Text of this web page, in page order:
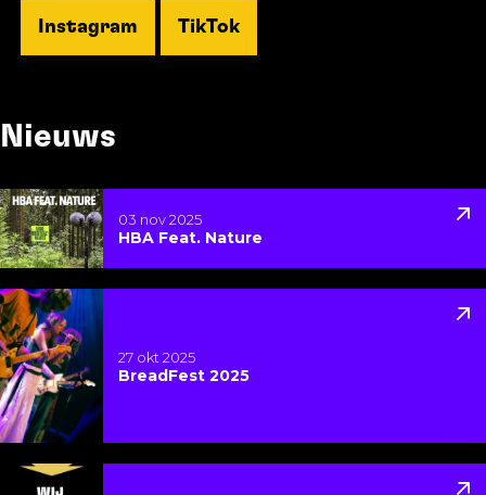
Instagram Opent in een nieuwe tab:
TikTokOpent in een nieuwe tab:
Nieuws
HBA Feat. Nature
03 nov 2025
Lees meer over HBA Feat. Nature
BreadFest 2025
27 okt 2025
Lees meer over BreadFest 2025
Lees meer over HBA steunt Wij Eisen De Nacht Op